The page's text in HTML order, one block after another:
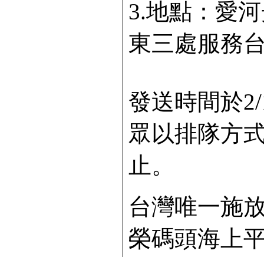
3.地點：愛
東三處服務
發送時間於
眾以排隊方
止。
台灣唯一施
榮碼頭海上